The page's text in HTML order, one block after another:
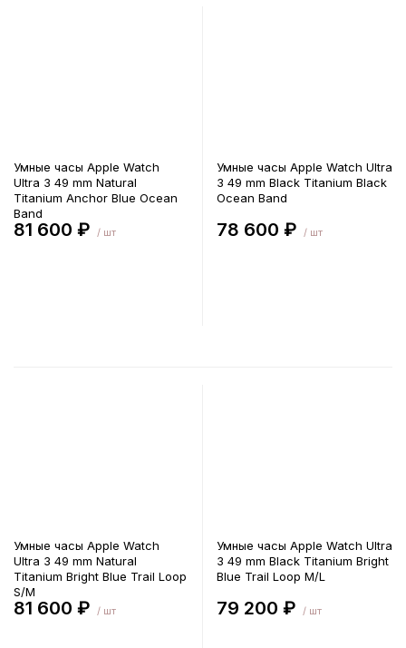
Умные часы Apple Watch
Ultra 3 49 mm Natural
Titanium Anchor Blue Ocean
Band
81 600 ₽ / шт
Умные часы Apple Watch Ultra
3 49 mm Black Titanium Black
Ocean Band
78 600 ₽ / шт
Умные часы Apple Watch
Ultra 3 49 mm Natural
Titanium Bright Blue Trail Loop
S/M
81 600 ₽ / шт
Умные часы Apple Watch Ultra
3 49 mm Black Titanium Bright
Blue Trail Loop M/L
79 200 ₽ / шт